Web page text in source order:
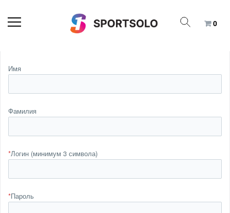
0
Имя
Фамилия
*Логин (минимум 3 символа)
*Пароль